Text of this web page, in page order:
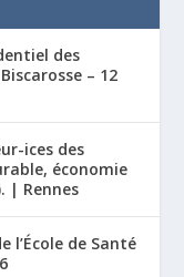
des
– 12
ices des
économie
| Rennes
l’École de Santé